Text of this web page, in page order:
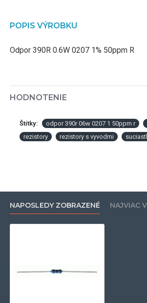
POPIS VÝROBKU
Odpor 390R 0.6W 0207 1% 50ppm R
HODNOTENIE
Štítky: odpor 390r 06w 0207 1 50ppm r
rezistory
rezistory s vyvodmi
NAPOSLEDY ZOBRAZENÉ NAJVIAC